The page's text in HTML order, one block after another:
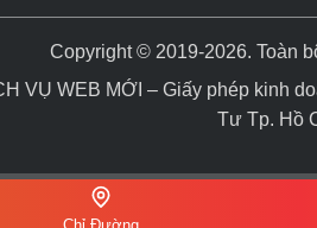
Copyright © 2019-2026. Toàn
VỤ WEB MỚI – Giấy phép kinh
Tư Tp. Hồ